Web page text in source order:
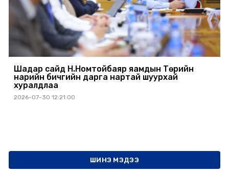
Шадар сайд Н.Номтойбаяр яамдын Төрийн
нарийн бичгийн дарга нартай шуурхай
хуралдлаа
2026-07-30 12:21:00
ШИНЭ МЭДЭЭ